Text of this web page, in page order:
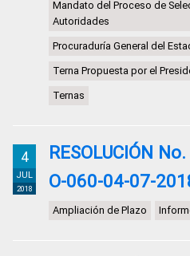
Mandato del Proceso de
Autoridades
Procuraduría General del
Terna Propuesta por el
Ternas
4
JUL
2018
RESOLUCIÓN
O-060-04-07-
Ampliación de Plazo